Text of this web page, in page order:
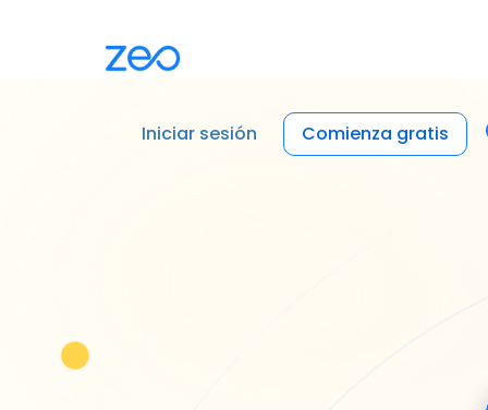
Iniciar sesión Comienza gratis